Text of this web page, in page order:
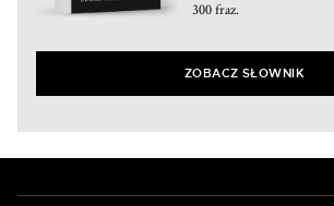
300 fraz.
ZOBACZ SŁOWNIK